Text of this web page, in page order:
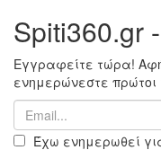
Spiti360.gr
Εγγραφείτε τώρα!
ενημερώνεστε
Έχω ενημερωθεί